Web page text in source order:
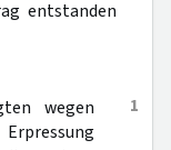
entstanden
1
wegen